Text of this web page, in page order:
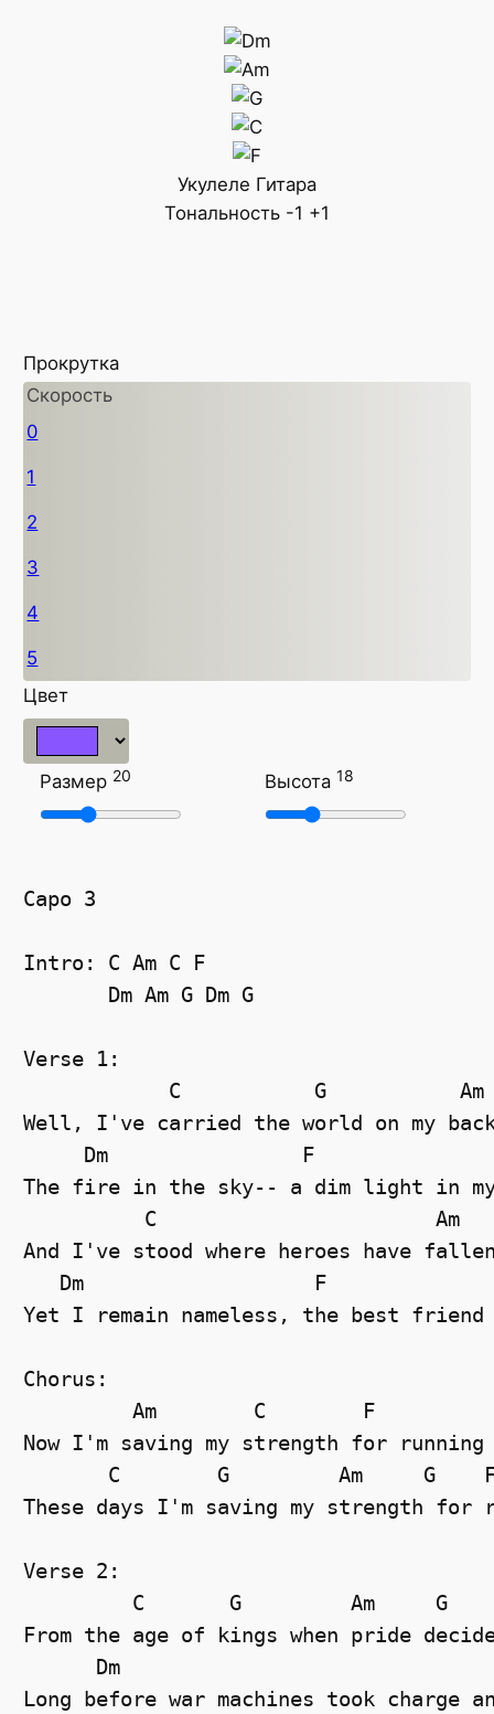
Укулеле Гитара
Тональность -1 +1
Прокрутка
Скорость
0
1
2
3
4
5
Цвет
Размер 20 Высота 18
Capo 3
Intro: C Am C F
Dm Am G Dm G
Verse 1:
C
G
Am
Well, I've carried the world on my
Dm
F
The fire in the sky-- a dim light in
C
Am
And I've stood where heroes have
Dm
F
Yet I remain nameless, the best friend
Chorus:
Am
C
F
Now I'm saving my strength for
C
G Am G
These days I'm saving my strength for
Verse 2:
C
G Am
G
From the age of kings when pride
Dm
Long before war machines took